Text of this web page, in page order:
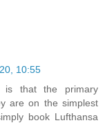
10:55
is that the primary
are on the simplest
book Lufthansa